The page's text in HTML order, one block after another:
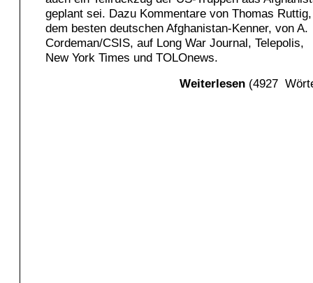
geplant sei. Dazu Kommentare von Thomas Ruttig,
dem besten deutschen Afghanistan-Kenner, von A.
Cordeman/CSIS, auf Long War Journal, Telepolis,
New York Times und TOLOnews.
Weiterlesen (4927